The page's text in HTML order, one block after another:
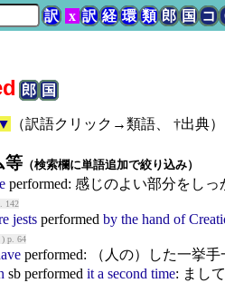
訳 x 訳 経 環 類 郎 国 コ
郎 国
（訳語クリック→類語、 †出典）
等 （検索欄に単語追加で絞り込み）
performed: 感じのよい部分をしっ
142
jests performed by the hand of
p. 64
performed: （人の）した一挙手
sb performed it a second time: まし